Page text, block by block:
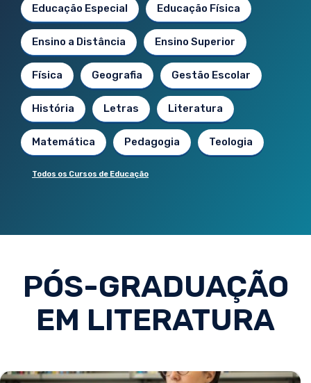
Educação Especial Educação Física
Ensino a Distância Ensino Superior
Física Geografia Gestão Escolar
História Letras Literatura
Matemática Pedagogia Teologia
Todos os Cursos de Educação
PÓS-GRADUAÇÃO
EM LITERATURA